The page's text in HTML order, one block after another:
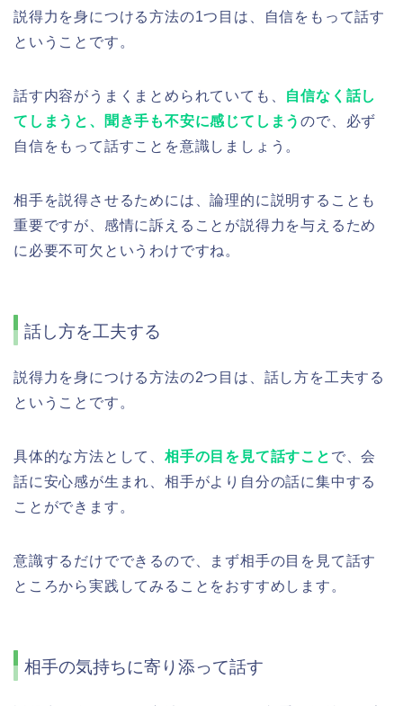
説得力を身につける方法の1つ目は、自信をもって話す
ということです。
話す内容がうまくまとめられていても、 自信なく話し
てしまうと、聞き手も不安に感じてしまうので、必ず
自信をもって話すことを意識しましょう。
相手を説得させるためには、論理的に説明することも
重要ですが、感情に訴えることが説得力を与えるため
に必要不可欠というわけですね。
話し方を工夫する
説得力を身につける方法の2つ目は、話し方を工夫する
ということです。
具体的な方法として、 相手の目を見て話すこと で、会
話に安心感が生まれ、相手がより自分の話に集中する
ことができます。
意識するだけでできるので、まず相手の目を見て話す
ところから実践してみることをおすすめします。
相手の気持ちに寄り添って話す